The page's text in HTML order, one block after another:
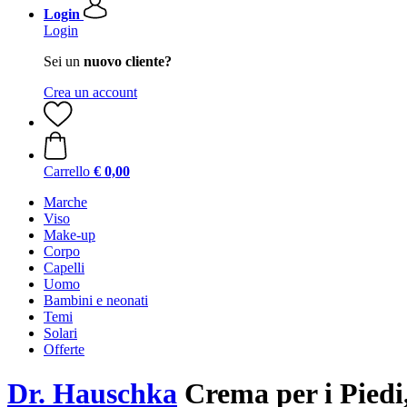
Login
Login
Sei un nuovo cliente?
Crea un account
Carrello € 0,00
Marche
Viso
Make-up
Corpo
Capelli
Uomo
Bambini e neonati
Temi
Solari
Offerte
Dr. Hauschka Crema per i